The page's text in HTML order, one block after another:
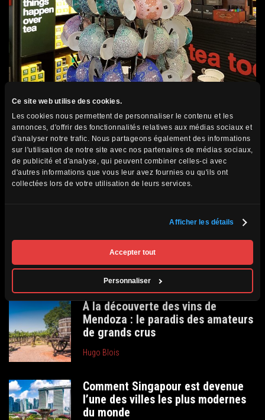
Ce site web utilise des cookies.
Les cookies nous permettent de personnaliser le contenu et les
annonces, d'offrir des fonctionnalités relatives aux médias sociaux et
d'analyser notre trafic. Nous partageons également des informations
sur l'utilisation de notre site avec nos partenaires de médias sociaux,
de publicité et d'analyse, qui peuvent combiner celles-ci avec
d'autres informations que vous leur avez fournies ou qu'ils ont
collectées lors de votre utilisation de leurs services.
Afficher les détails
Accepter tout
Personnaliser
Les incontournables à consulter
Le maté : la boisson qui unit toute
une nation
À la découverte des vins de
Mendoza : le paradis des amateurs
de grands crus
Hugo Blois
Comment Singapour est devenue
l’une des villes les plus modernes
du monde